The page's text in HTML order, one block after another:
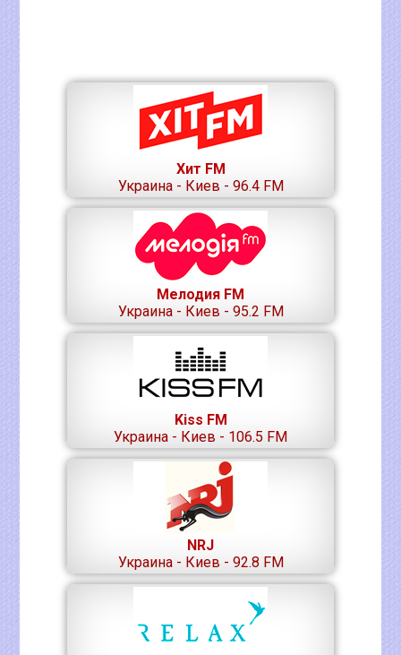
Хит FM
Украина - Киев - 96.4 FM
Мелодия FM
Украина - Киев - 95.2 FM
Kiss FM
Украина - Киев - 106.5 FM
NRJ
Украина - Киев - 92.8 FM